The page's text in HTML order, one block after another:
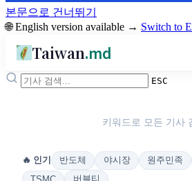
본문으로 건너뛰기
🌐 English version available → Switch to
Taiwan.md
ESC
키워드로 모든 기사
🔥 인기 반도체 야시장 원주민족
버블티